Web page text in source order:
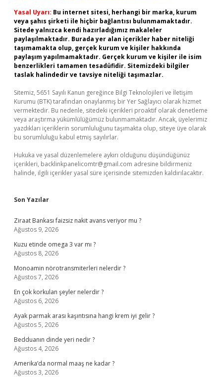
Yasal Uyarı: Bu internet sitesi, herhangi bir marka, kurum
veya şahıs şirketi ile hiçbir bağlantısı bulunmamaktadır.
Sitede yalnızca kendi hazırladığımız makaleler
paylaşılmaktadır. Burada yer alan içerikler haber niteliği
taşımamakta olup, gerçek kurum ve kişiler hakkında
paylaşım yapılmamaktadır. Gerçek kurum ve kişiler ile isim
benzerlikleri tamamen tesadüfidir. Sitemizdeki bilgiler
taslak halindedir ve tavsiye niteliği taşımazlar.
Sitemiz, 5651 Sayılı Kanun gereğince Bilgi Teknolojileri ve İletişim
Kurumu (BTK) tarafından onaylanmış bir Yer Sağlayıcı olarak hizmet
vermektedir. Bu nedenle, sitedeki içerikleri proaktif olarak denetleme
veya araştırma yükümlülüğümüz bulunmamaktadır. Ancak, üyelerimiz
yazdıkları içeriklerin sorumluluğunu taşımakta olup, siteye üye olarak
bu sorumluluğu kabul etmiş sayılırlar.
Hukuka ve yasal düzenlemelere aykırı olduğunu düşündüğünüz
içerikleri, backlinkpanelicomtr@gmail.com adresine bildirmeniz
halinde, ilgili içerikler yasal süre içerisinde sitemizden kaldırılacaktır.
Son Yazılar
Ziraat Bankası faizsiz nakit avans veriyor mu ?
Ağustos 9, 2026
Kuzu etinde omega 3 var mı ?
Ağustos 8, 2026
Monoamin nörotransmiterleri nelerdir ?
Ağustos 7, 2026
En çok korkulan şeyler nelerdir ?
Ağustos 6, 2026
Ayak parmak arası kaşıntısına hangi krem iyi gelir ?
Ağustos 5, 2026
Bedduanın dinde yeri nedir ?
Ağustos 4, 2026
Amerika’da normal maaş ne kadar ?
Ağustos 3, 2026